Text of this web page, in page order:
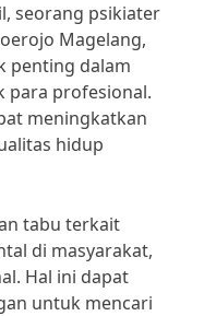
seorang psikiater
Magelang,
penting dalam
para profesional.
meningkatkan
hidup
tabu terkait
di masyarakat,
Hal ini dapat
untuk mencari